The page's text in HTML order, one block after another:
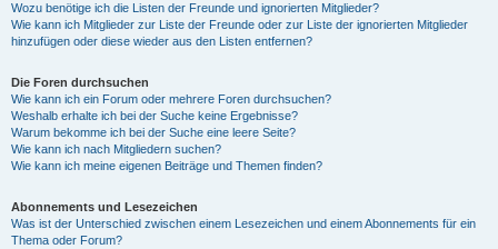
o
Wozu benötige ich die Listen der Freunde und ignorierten Mitglieder?
Wie kann ich Mitglieder zur Liste der Freunde oder zur Liste der ignorierten Mitglieder
hinzufügen oder diese wieder aus den Listen entfernen?
Die Foren durchsuchen
Wie kann ich ein Forum oder mehrere Foren durchsuchen?
Weshalb erhalte ich bei der Suche keine Ergebnisse?
Warum bekomme ich bei der Suche eine leere Seite?
Wie kann ich nach Mitgliedern suchen?
Wie kann ich meine eigenen Beiträge und Themen finden?
Abonnements und Lesezeichen
Was ist der Unterschied zwischen einem Lesezeichen und einem Abonnements für ein
Thema oder Forum?